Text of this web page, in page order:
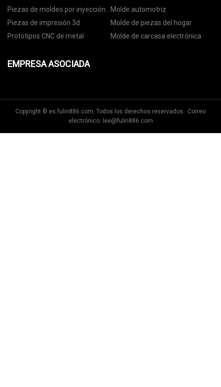
Piezas de moldeo por inyección
de plástico
Molde automotriz
Piezas de impresión 3d
Molde de piezas del hogar
Prototipos CNC de metal
Molde de carcasa electrónica
EMPRESA ASOCIADA
Copyright © es.fulin886.com, Todos los derechos reservados. Correo
electrónico: lee@fulin886.com